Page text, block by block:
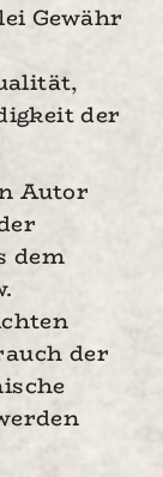
Gewähr
der
Autor
dem
der